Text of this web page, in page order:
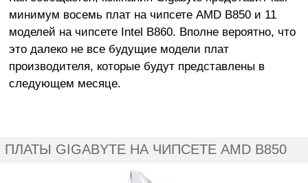
минимум восемь плат на чипсете AMD B850 и 11
моделей на чипсете Intel B860. Вполне вероятно, что
это далеко не все будущие модели плат
производителя, которые будут представлены в
следующем месяце.
ПЛАТЫ GIGABYTE НА ЧИПСЕТЕ AMD B850